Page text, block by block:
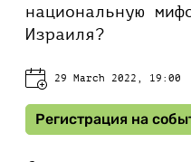
национальную
Израиля?
29 March 2022, 19:00
Регистрация на